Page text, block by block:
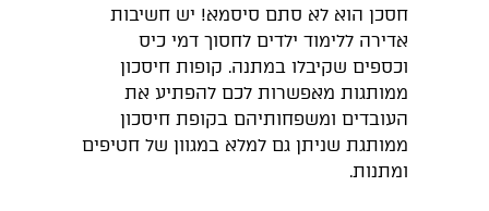
חסכן הוא לא סתם סיסמא! יש חשיבות
אדירה ללימוד ילדים לחסוך דמי כיס
וכספים שקיבלו במתנה. קופות חיסכון
ממותגות מאפשרות לכם להפתיע את
העובדים ומשפחותיהם בקופת חיסכון
ממותגת שניתן גם למלא במגוון של חטיפים
ומתנות.